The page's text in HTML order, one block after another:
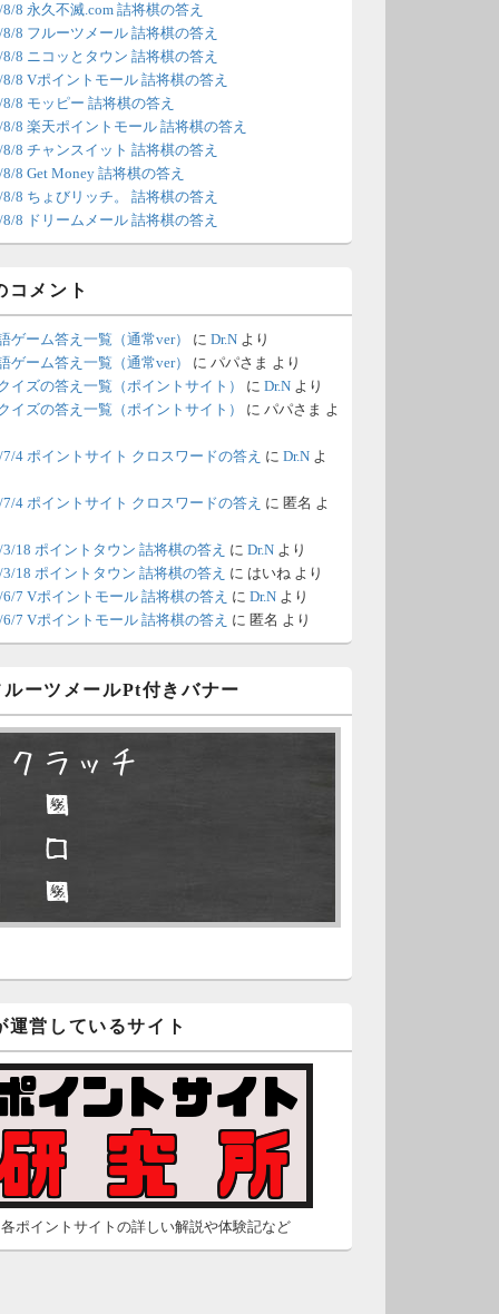
ん。
2:12（Dr.N）
びリッチが10：00までメンテ
スとのことなので、本日分の
は難しいかもしれません。
18:45（Dr.N）
しまいそうです。申し訳ござ
せん。
1:39 （Dr.N）
の都合が付かないため、6月18
更新は休みます。申し訳あり
ん。
4:39 （Dr.N）
イントモールが6：00までメン
ンスとのことなので、本日分
新は難しいかもしれません。
、6月7日分の更新は昼頃にな
しまいそうです。申し訳ござ
せん。
10:04
不滅.comの本日分の更新が完
ました。
2:22（Dr.N）
難しいかもしれません。
26 2:52（Dr.N）
間の都合が付かないため、5月26
の更新は休みます。申し訳あり
せん。
23 16:32（Dr.N）
8 永久不滅.com 詰将棋の答え
8 フルーツメール 詰将棋の答え
8 ニコッとタウン 詰将棋の答え
8 Vポイントモール 詰将棋の答え
8 モッピー 詰将棋の答え
8 楽天ポイントモール 詰将棋の答え
8 チャンスイット 詰将棋の答え
8 Get Money 詰将棋の答え
8 ちょびリッチ。 詰将棋の答え
8 ドリームメール 詰将棋の答え
コメント
ゲーム答え一覧（通常ver） に Dr.N より
ゲーム答え一覧（通常ver）
に パパさま より
イズの答え一覧（ポイントサイト）
に Dr.N より
イズの答え一覧（ポイントサイト）
に パパさま よ
7/4 ポイントサイト クロスワードの答え に Dr.N よ
7/4 ポイントサイト クロスワードの答え に 匿名 よ
18 ポイントタウン 詰将棋の答え に Dr.N より
18 ポイントタウン 詰将棋の答え に はいね より
7 Vポイントモール 詰将棋の答え に Dr.N より
7 Vポイントモール 詰将棋の答え に 匿名 より
ーツメールPt付きバナー
クラッチ
■
□
■
■
■
□
運営しているサイト
各ポイントサイトの詳しい解説や体験記など